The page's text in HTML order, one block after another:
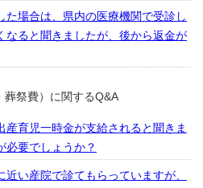
た場合は、県内の医療機関で受診し
なると聞きましたが、後から返金が
祭費）に関するQ&A
産育児一時金が支給されると聞きま
必要でしょうか？
い産院で診てもらっていますが、